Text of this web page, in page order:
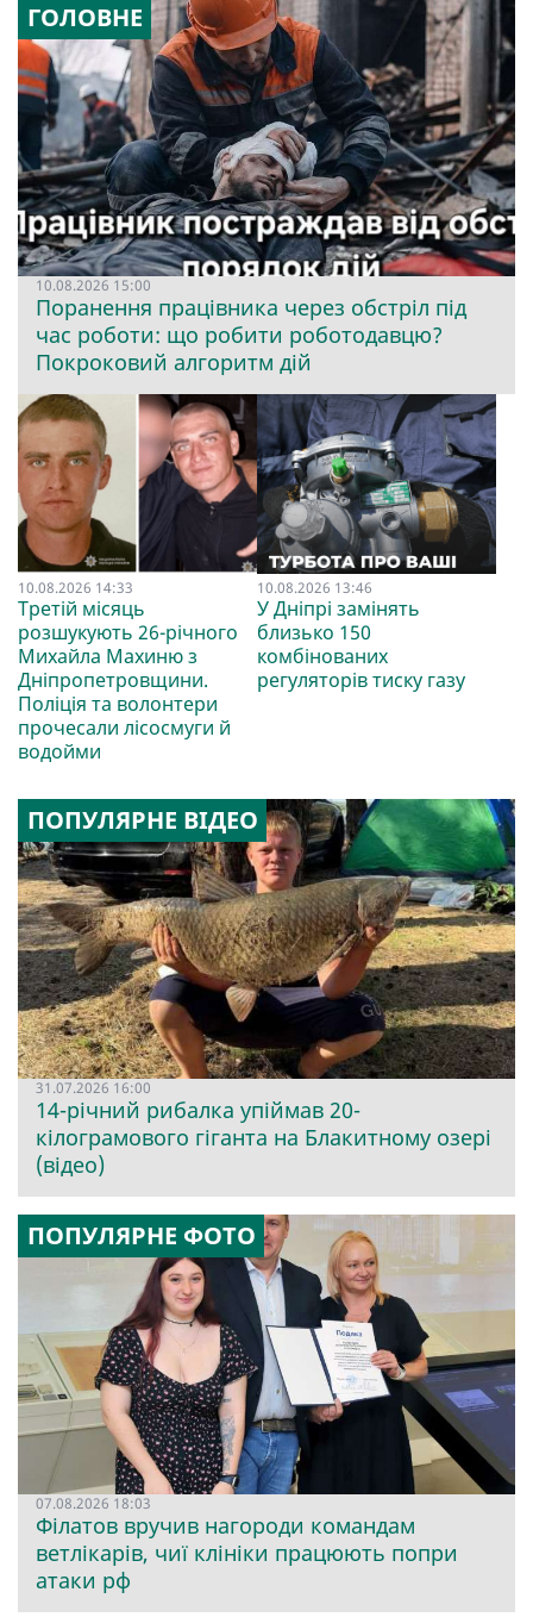
ГОЛОВНЕ
10.08.2026 15:00
Поранення працівника через обстріл під
час роботи: що робити роботодавцю?
Покроковий алгоритм дій
10.08.2026 14:33
Третій місяць
розшукують 26-річного
Михайла Махиню з
Дніпропетровщини.
Поліція та волонтери
прочесали лісосмуги й
водойми
10.08.2026 13:46
У Дніпрі замінять
близько 150
комбінованих
регуляторів тиску газу
ПОПУЛЯРНЕ ВІДЕО
31.07.2026 16:00
14-річний рибалка упіймав 20-
кілограмового гіганта на Блакитному озері
(відео)
ПОПУЛЯРНЕ ФОТО
07.08.2026 18:03
Філатов вручив нагороди командам
ветлікарів, чиї клініки працюють попри
атаки рф